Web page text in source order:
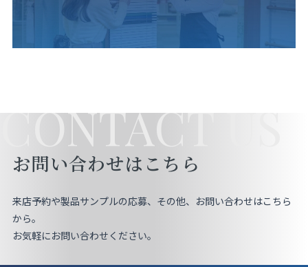
CONTACT US
お問い合わせはこちら
来店予約や製品サンプルの応募、その他、お問い合わせはこちら
から。
お気軽にお問い合わせください。